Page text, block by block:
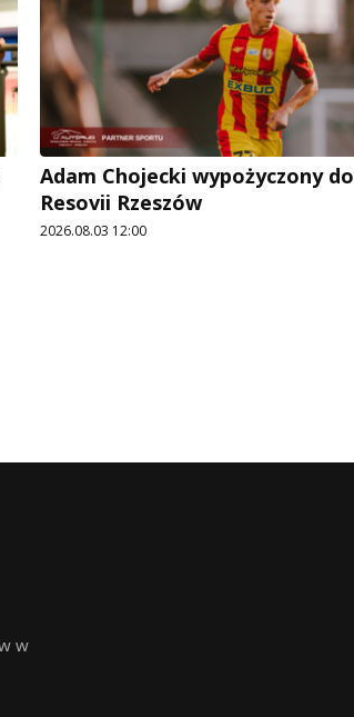
Adam Chojecki wypożyczony do
Resovii Rzeszów
2026.08.03 12:00
w